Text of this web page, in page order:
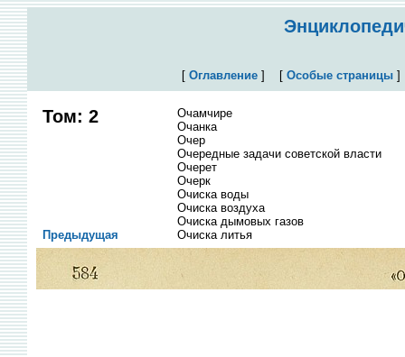
[ Оглавление] [ Особые страницы
Том: 2
Очамчире
Очанка
Очер
Очередные задачи советской власти
Очерет
Очерк
Очиска воды
Очиска воздуха
Очиска дымовых газов
Очиска литья
Предыдущая